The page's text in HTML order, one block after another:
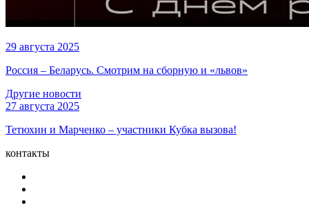
29 августа 2025
Россия – Беларусь. Смотрим на сборную и «львов»
Другие новости
27 августа 2025
Тетюхин и Марченко – участники Кубка вызова!
контакты